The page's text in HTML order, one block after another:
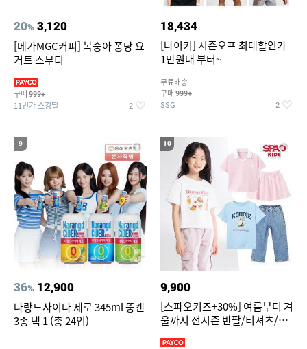
20% 3,120
[메가MGC커피] 복숭아 퐁당 요
거트 스무디
구매 999+
11번가 쇼킹딜 2
18,434
[나이키] 시즌오프 최대할인가
1만원대 부터~
무료배송
구매 999+
SSG 2
9
36% 12,900
나랑드사이다 제로 345ml 뚱캔
3종 택 1 (총 24입)
10
9,900
[스파오키즈+30%] 여름부터 겨
울까지 전시즌 반팔/티셔츠/셋